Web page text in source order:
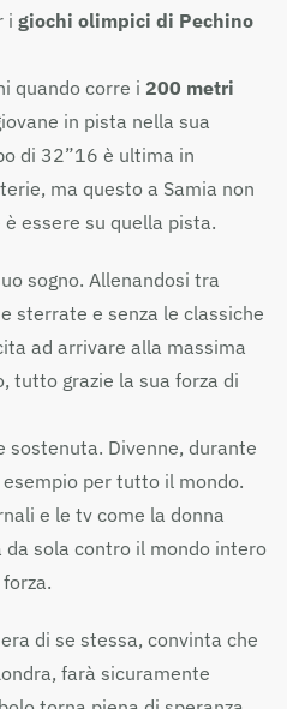
i giochi olimpici di Pechino
quando corre i 200 metri
in pista nella sua
di 32”16 è ultima in
ma questo a Samia non
essere su quella pista.
sogno. Allenandosi tra
sterrate e senza le classiche
ad arrivare alla massima
tutto grazie la sua forza di
sostenuta. Divenne, durante
per tutto il mondo.
e le tv come la donna
sola contro il mondo intero
di se stessa, convinta che
farà sicuramente